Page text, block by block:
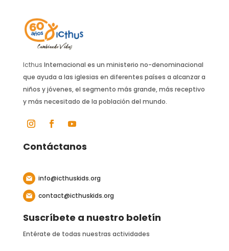
Icthus Internacional es un ministerio no-denominacional
que ayuda a las iglesias en diferentes países a alcanzar a
niños y jóvenes, el segmento más grande, más receptivo
y más necesitado de la población del mundo.
Contáctanos
info@icthuskids.org
contact@icthuskids.org
Suscríbete a nuestro boletín
Entérate de todas nuestras actividades